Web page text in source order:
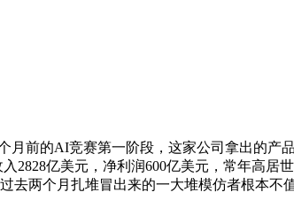
前的AI竞赛第一阶段，这家公司拿出的产
亿美元，净利润600亿美元，常年高居
两个月扎堆冒出来的一大堆模仿者根本不